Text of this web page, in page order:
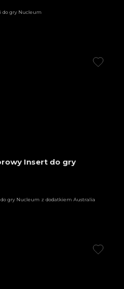
do gry Nucleum
Insert do gry
gry Nucleum z dodatkiem Australia